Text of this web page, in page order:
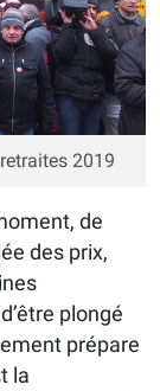
2019
de
des prix,
plongé
prépare
la